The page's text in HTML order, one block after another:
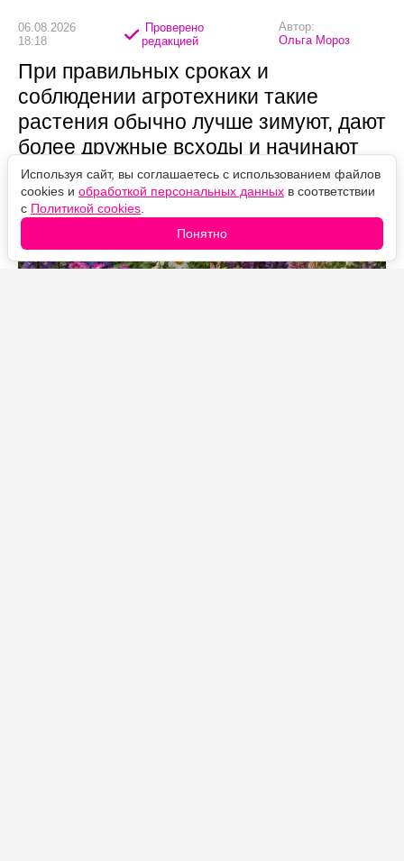
06.08.2026
18:18
Проверено
редакцией
Автор:
Ольга Мороз
При правильных сроках и
соблюдении агротехники такие
растения обычно лучше зимуют, дают
более дружные всходы и начинают
цвести заметно раньше весенних
посевов.
Используя сайт, вы соглашаетесь с использованием файлов
cookies и обработкой персональных данных в соответствии
с Политикой cookies
Понятно